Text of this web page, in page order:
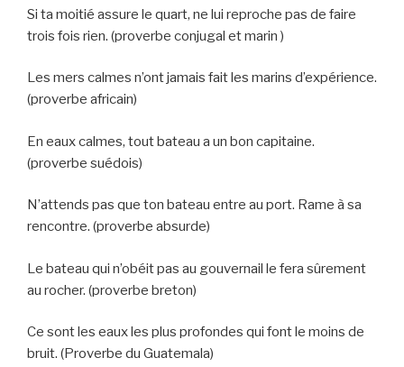
Si ta moitié assure le quart, ne lui reproche pas de faire
trois fois rien. (proverbe conjugal et marin )
Les mers calmes n’ont jamais fait les marins d’expérience.
(proverbe africain)
En eaux calmes, tout bateau a un bon capitaine.
(proverbe suédois)
N’attends pas que ton bateau entre au port. Rame à sa
rencontre. (proverbe absurde)
Le bateau qui n’obéit pas au gouvernail le fera sûrement
au rocher. (proverbe breton)
Ce sont les eaux les plus profondes qui font le moins de
bruit. (Proverbe du Guatemala)